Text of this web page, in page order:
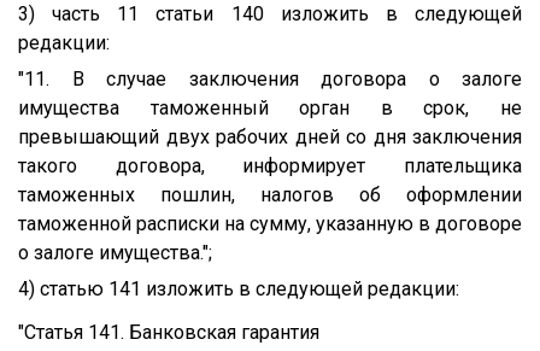
3) часть 11 статьи 140 изложить в следующей
редакции:
"11. В случае заключения договора о залоге
имущества таможенный орган в срок, не
превышающий двух рабочих дней со дня заключения
такого договора, информирует плательщика
таможенных пошлин, налогов об оформлении
таможенной расписки на сумму, указанную в договоре
о залоге имущества.";
4) статью 141 изложить в следующей редакции:
"Статья 141. Банковская гарантия